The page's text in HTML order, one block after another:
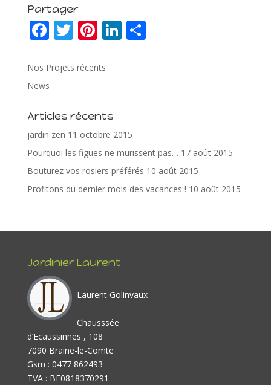
Partager
F
e
b
o
o
k
T
itt
Pi
er
st
Li
n
P
Nos Projets récents
News
Articles récents
jardin zen 11 octobre 2015
Pourquoi les figues ne murissent pas… 17 août 2015
Bouturez vos rosiers préférés 10 août 2015
Profitons du dernier mois des vacances ! 10 août 2015
Jardinier Laurent
Laurent Golinvaux
Chausssée
d’Ecaussinnes , 108
7090 Braine-le-Comte
Gsm : 0477 862493
TVA : BE0818370291